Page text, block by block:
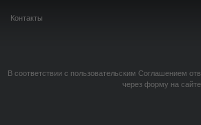
Контакты
В соответствии с пользовательским Соглашением
через форму на